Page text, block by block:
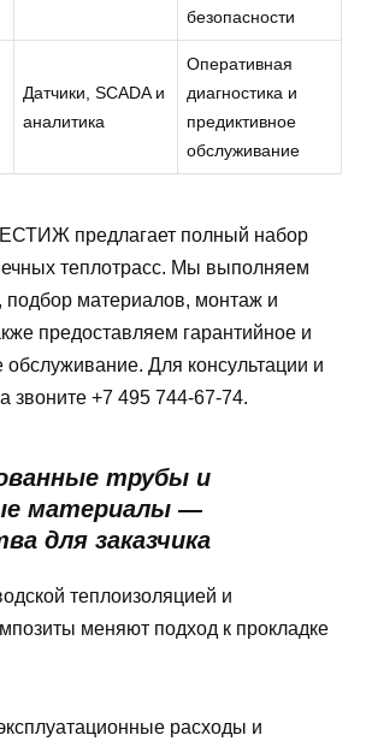
безопасности
Датчики, SCADA и
аналитика
Оперативная
диагностика и
предиктивное
обслуживание
предлагает полный набор
теплотрасс. Мы выполняем
подбор материалов, монтаж и
предоставляем гарантийное и
обслуживание. Для консультации и
звоните +7 495 744-67-74.
трубы и
материалы —
для заказчика
теплоизоляцией и
меняют подход к прокладке
расходы и